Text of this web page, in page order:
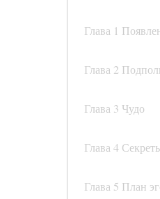
Глава 1
Глава 2
Глава 3 Чудо
Глава 4
Глава 5 План